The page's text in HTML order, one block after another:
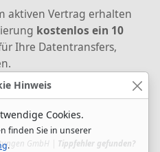
Hinweis
Cookies.
finden Sie in unserer
.
aktiven Vertrag erhalten
kostenlos ein 10
Ihre Datentransfers,
GmbH | Tippfehler gefunden?